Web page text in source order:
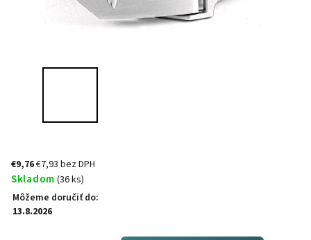
€9,76€7,93 bez DPH
Skladom (36 ks)
Môžeme doručiť do:
13.8.2026